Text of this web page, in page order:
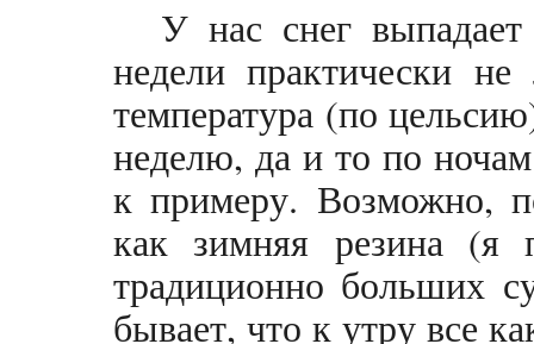
У нас снег
недели практически
температура (по
неделю, да и то по
к примеру. Возможно,
как зимняя резина
традиционно больших
бывает, что к утру все